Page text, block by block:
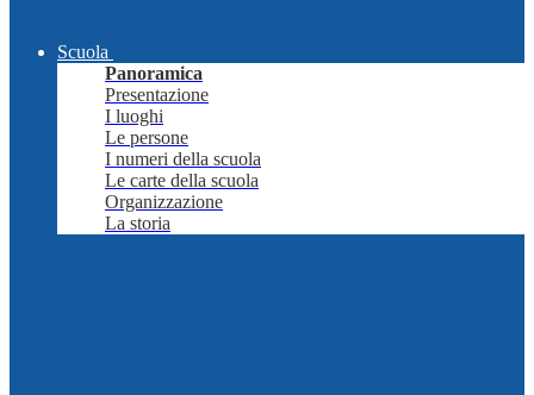
Scuola
Panoramica
Presentazione
I luoghi
Le persone
I numeri della scuola
Le carte della scuola
Organizzazione
La storia